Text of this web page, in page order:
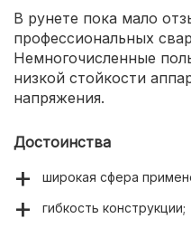
В рунете пока мало
профессиональных
Немногочисленные
низкой стойкости
напряжения.
Достоинства
широкая сфера
гибкость конструкции;